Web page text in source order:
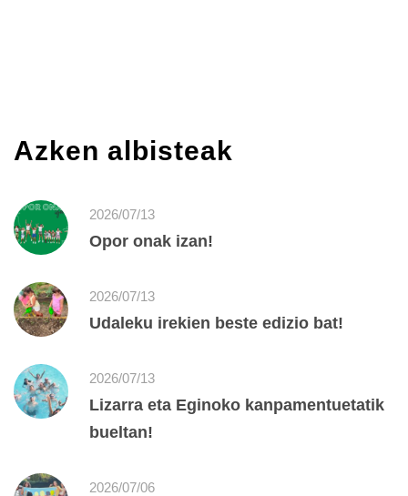
Azken albisteak
2026/07/13
Opor onak izan!
2026/07/13
Udaleku irekien beste edizio bat!
2026/07/13
Lizarra eta Eginoko kanpamentuetatik
bueltan!
2026/07/06